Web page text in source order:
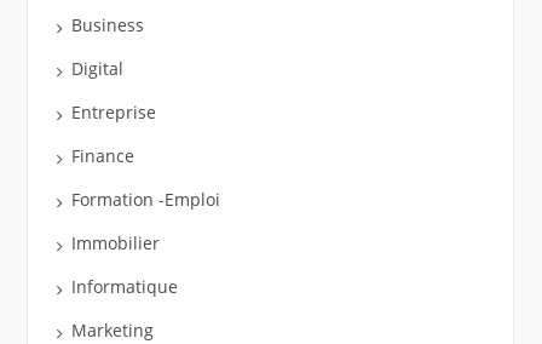
Business
Digital
Entreprise
Finance
Formation -Emploi
Immobilier
Informatique
Marketing